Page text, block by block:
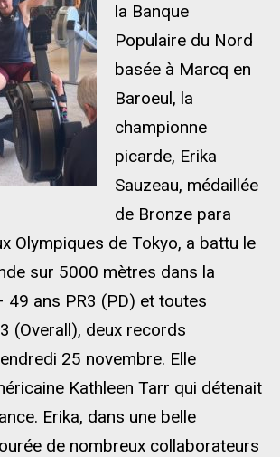
la Banque
Populaire du Nord
basée à Marcq en
Baroeul, la
championne
picarde, Erika
Sauzeau, médaillée
de Bronze para
Olympiques de Tokyo, a battu le
sur 5000 mètres dans la
49 ans PR3 (PD) et toutes
(Overall), deux records
25 novembre. Elle
Kathleen Tarr qui détenait
Erika, dans une belle
de nombreux collaborateurs